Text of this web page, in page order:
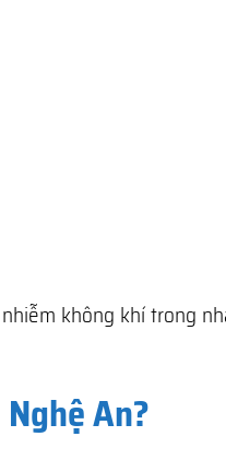
không khí trong
An?